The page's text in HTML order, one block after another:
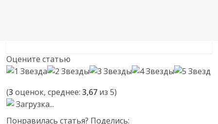
Оцените статью
(3 оценок, среднее:3,67 из 5)
Загрузка...
Понравилась статья? Поделись: